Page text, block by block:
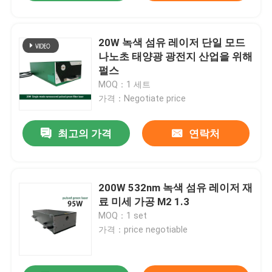
20W 녹색 섬유 레이저 단일 모드
나노초 태양광 광전지 산업을 위해
펄스
MOQ：1 세트
가격：Negotiate price
최고의 가격 연락처
200W 532nm 녹색 섬유 레이저 재
료 미세 가공 M2 1.3
MOQ：1 set
가격：price negotiable